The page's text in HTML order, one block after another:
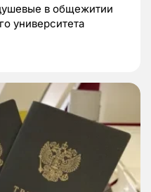
в общежитии
университета